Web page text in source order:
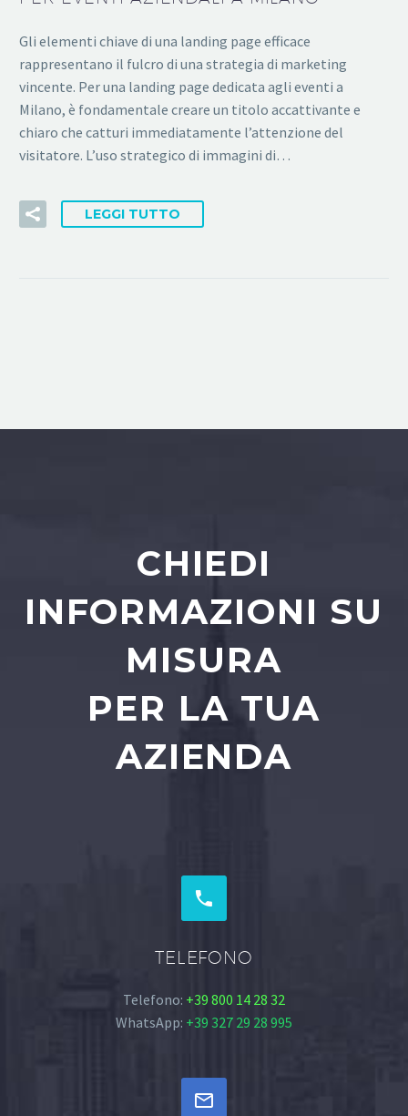
Gli elementi chiave di una landing page efficace
rappresentano il fulcro di una strategia di marketing
vincente. Per una landing page dedicata agli eventi a
Milano, è fondamentale creare un titolo accattivante e
chiaro che catturi immediatamente l’attenzione del
visitatore. L’uso strategico di immagini di…
LEGGI TUTTO
CHIEDI
INFORMAZIONI SU
MISURA
PER LA TUA
AZIENDA


TELEFONO
Telefono: +39 800 14 28 32
WhatsApp: +39 327 29 28 995

